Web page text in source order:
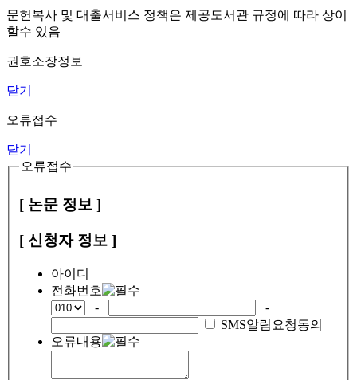
문헌복사 및 대출서비스 정책은 제공도서관 규정에 따라 상이
할수 있음
권호소장정보
닫기
오류접수
닫기
오류접수
[ 논문 정보 ]
[ 신청자 정보 ]
아이디
전화번호
-
-
SMS알림요청동의
오류내용